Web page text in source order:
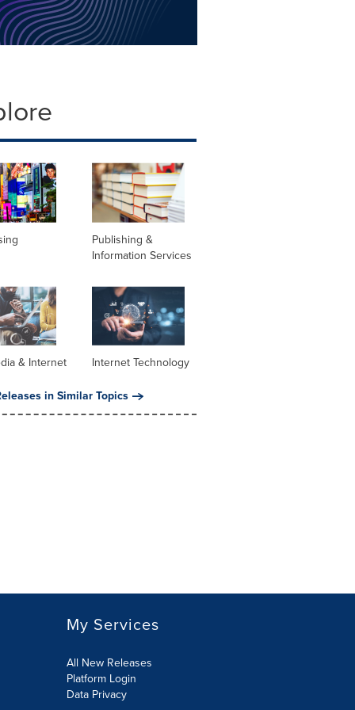
Publishing &
Information Services
& Internet
Internet Technology
in Similar Topics
My Services
All New Releases
Platform Login
Data Privacy